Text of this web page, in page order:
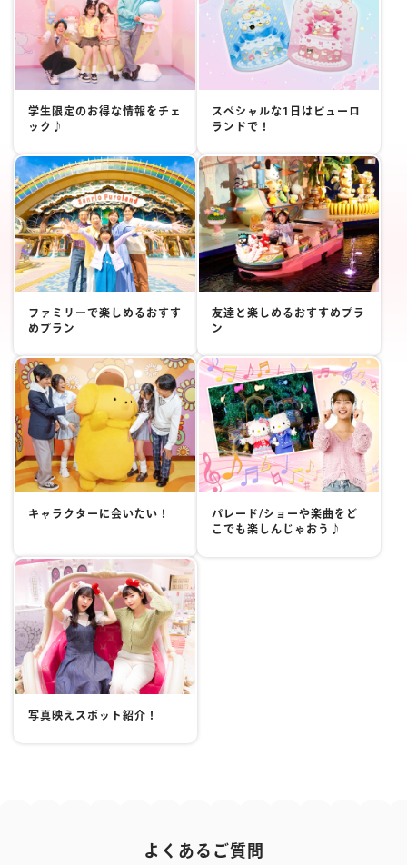
学生限定のお得な情報をチェ
ック♪
スペシャルな1日はピューロ
ランドで！
ファミリーで楽しめるおすす
めプラン
友達と楽しめるおすすめプラ
ン
キャラクターに会いたい！
パレード/ショーや楽曲をど
こでも楽しんじゃおう♪
写真映えスポット紹介！
よくあるご質問